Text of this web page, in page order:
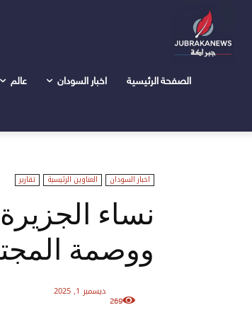
الصفحة الرئيسية اخبار السودان عالم
اخبار السودان العناوين الرئيسية تقارير
نساء
ووصمة
ديسمبر 1, 2025
269